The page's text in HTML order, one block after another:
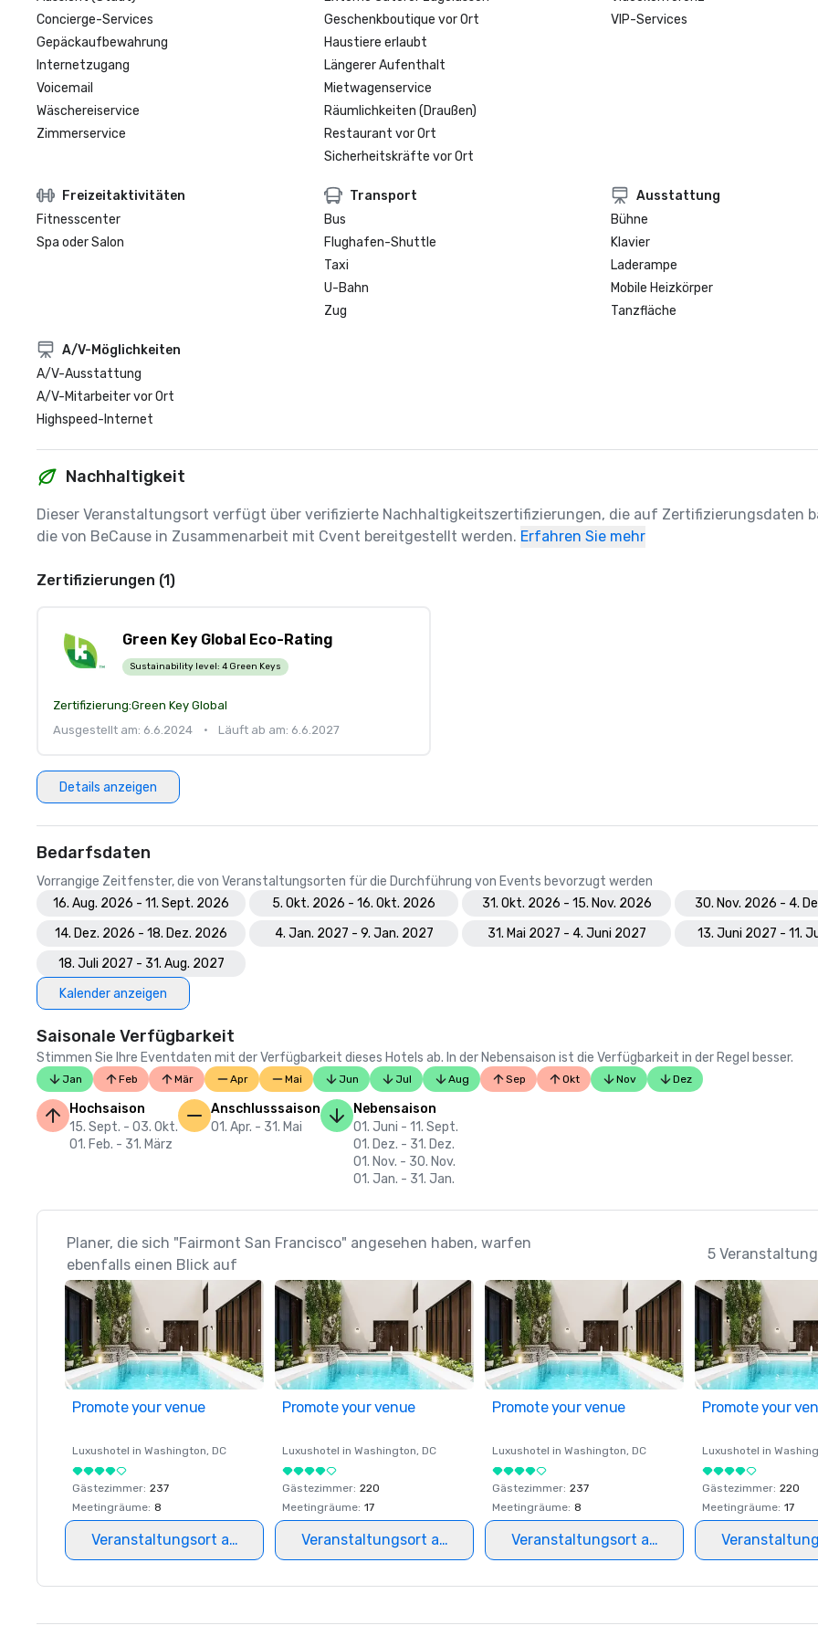
Nominierter Finalist für das beste
Concierge-Services
Gepäckaufbewahrung
Internetzugang
Voicemail
Wäschereiservice
Zimmerservice
Geschenkboutique vor Ort
Haustiere erlaubt
Längerer Aufenthalt
Mietwagenservice
Räumlichkeiten (Draußen)
Restaurant vor Ort
Sicherheitskräfte vor Ort
VIP-Services
Freizeitaktivitäten
Fitnesscenter
Spa oder Salon
Transport
Bus
Flughafen-Shuttle
Taxi
U-Bahn
Zug
Ausstattung
Bühne
Klavier
Laderampe
Mobile Heizkörper
Tanzfläche
A/V-Möglichkeiten
A/V-Ausstattung
A/V-Mitarbeiter vor Ort
Highspeed-Internet
Nachhaltigkeit
Dieser Veranstaltungsort verfügt über verifizierte Nachhaltigkeitszertifizierungen, die auf Zertifizierungsdaten
die von BeCause in Zusammenarbeit mit Cvent bereitgestellt werden. Erfahren Sie mehr
Zertifizierungen (1)
Green Key Global Eco-Rating
Sustainability level: 4 Green Keys
Zertifizierung:Green Key Global
Ausgestellt am: 6.6.2024
• Läuft ab am: 6.6.2027
Details anzeigen
Bedarfsdaten
Vorrangige Zeitfenster, die von Veranstaltungsorten für die Durchführung von Events bevorzugt werden
16. Aug. 2026 - 11. Sept. 2026
5. Okt. 2026 - 16. Okt. 2026 31. Okt. 2026 - 15. Nov. 2026
30. Nov. 2026 - 4.
14. Dez. 2026 - 18. Dez. 2026
4. Jan. 2027 - 9. Jan. 2027 31. Mai 2027 - 4. Juni 2027
13. Juni 2027 - 11.
18. Juli 2027 - 31. Aug. 2027
Kalender anzeigen
Saisonale Verfügbarkeit
Stimmen Sie Ihre Eventdaten mit der Verfügbarkeit dieses Hotels ab. In der Nebensaison ist die Verfügbarkeit in der Regel besser.
Jan Feb Mär Apr Mai Jun Jul Aug Sep Okt Nov Dez
Hochsaison
15. Sept. - 03. Okt.
01. Feb. - 31. März
Anschlusssaison
01. Apr. - 31. Mai
Nebensaison
01. Juni - 11. Sept.
01. Dez. - 31. Dez.
01. Nov. - 30. Nov.
01. Jan. - 31. Jan.
Planer, die sich "Fairmont San Francisco" angesehen haben, warfen
ebenfalls einen Blick auf
5
Promote your venue
Luxushotel in Washington, DC
Gästezimmer: 237
Meetingräume: 8
Veranstaltungsort auswählen
Promote your venue
Luxushotel in Washington, DC
Gästezimmer: 220
Meetingräume: 17
Veranstaltungsort auswählen
Promote your venue
Luxushotel in Washington, DC
Gästezimmer: 237
Meetingräume: 8
Veranstaltungsort auswählen
Promote your
Luxushotel in
Gästezimmer: 220
Meetingräume: 17